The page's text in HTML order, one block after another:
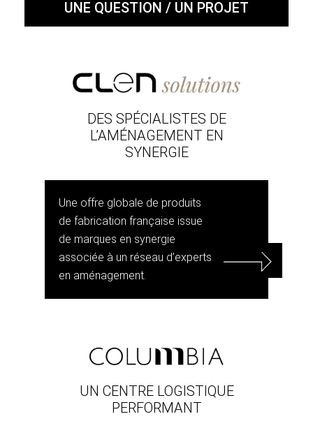
UNE QUESTION / UN PROJET
DES SPÉCIALISTES DE
L’AMÉNAGEMENT EN
SYNERGIE
Une offre globale de produits
de fabrication française issue
de marques en synergie
associée à un réseau d’experts
en aménagement.
UN CENTRE LOGISTIQUE
PERFORMANT